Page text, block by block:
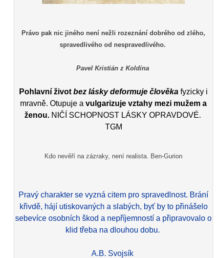
Právo pak nic jiného není nežli rozeznání dobrého od zlého,
spravedlivého od nespravedlivého.
Pavel Kristián z Koldína
Pohlavní život bez lásky deformuje člověka fyzicky i
mravně. Otupuje avulgarizuje vztahy mezi mužem a
ženou. NIČÍ SCHOPNOST LÁSKY OPRAVDOVÉ.
TGM
Kdo nevěří na zázraky, není realista. Ben-Gurion
Pravý charakter se vyzná citem pro spravedlnost. Brání
křivdě, hájí utiskovaných a slabých, byť by to přinášelo
sebevíce osobních škod a nepříjemností a připravovalo o
klid třeba na dlouhou dobu.
A.B. Svojsík